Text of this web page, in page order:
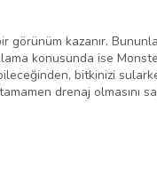
görünüm kazanır.
konusunda ise
bitkinizi
drenaj olmasını